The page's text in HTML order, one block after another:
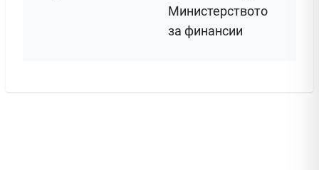
Министерството
за финансии